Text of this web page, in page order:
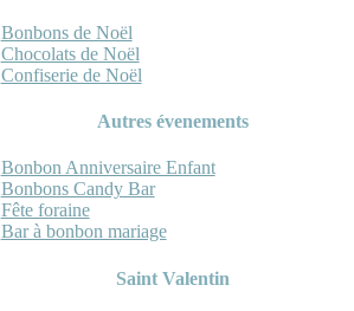
Bonbons de Noël
Chocolats de Noël
Confiserie de Noël
Autres évenements
Bonbon Anniversaire Enfant
Bonbons Candy Bar
Fête foraine
Bar à bonbon mariage
Saint Valentin